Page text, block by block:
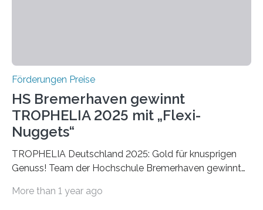
Förderungen Preise
HS Bremerhaven gewinnt
TROPHELIA 2025 mit „Flexi-
Nuggets“
TROPHELIA Deutschland 2025: Gold für knusprigen
Genuss! Team der Hochschule Bremerhaven gewinnt
ECOTROPHELIAMit der Produktidee “Flexi-Nuggets”
More than 1 year ago